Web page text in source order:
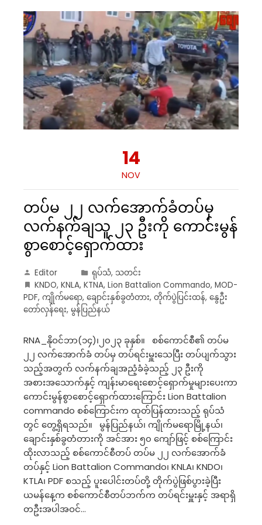
14
NOV
တပ်မ ၂၂ လက်အောက်ခံတပ်မှ
လက်နက်ချသူ ၂၃ ဦးကို ကောင်းမွန်
စွာစောင့်ရှောက်ထား
Editor ရုပ်သံ, သတင်း
KNDO, KNLA, KTNA, Lion Battalion Commando, MOD-
PDF, ကျိုက်မရော, ချောင်းနှစ်ခွတံတား, တိုက်ပွဲပြင်းထန်, နွေဦး
တော်လှန်ရေး, မွန်ပြည်နယ်
RNA_နိုဝင်ဘာ(၁၄)၊၂၀၂၃ ခုနှစ်။ စစ်ကောင်စီ၏ တပ်မ
၂၂ လက်အောက်ခံ တပ်မှ တပ်ရင်းမှူးသေပြီး တပ်ပျက်သွား
သည့်အတွက် လက်နက်ချအညံ့ခံခဲ့သည့် ၂၃ ဦးကို
အစားအသောက်နှင့် ကျန်းမာရေးစောင့်ရှောက်မှုများပေးကာ
ကောင်းမွန်စွာစောင့်ရှောက်ထားကြောင်း Lion Battalion
commando စစ်ကြောင်းက ထုတ်ပြန်ထားသည့် ရုပ်သံ
တွင် တွေ့ရှိရသည်။ မွန်ပြည်နယ်၊ ကျိုက်မရောမြို့နယ်၊
ချောင်းနှစ်ခွတံတားကို အင်အား ၅၀ ကျော်ဖြင့် စစ်ကြောင်း
ထိုးလာသည့် စစ်ကောင်စီတပ် တပ်မ ၂၂ လက်အောက်ခံ
တပ်နှင့် Lion Battalion Commando၊ KNLA၊ KNDO၊
KTLA၊ PDF စသည့် ပူးပေါင်းတပ်တို့ တိုက်ပွဲဖြစ်ပွားခဲ့ပြီး
ယမန်နေ့က စစ်ကောင်စီတပ်ဘက်က တပ်ရင်းမှူးနှင့် အရာရှိ
တဦးအပါအဝင်…